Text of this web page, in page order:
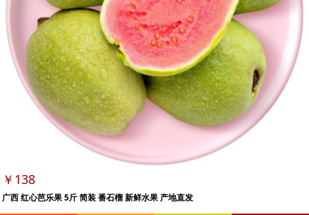
￥138
广西 红心芭乐果 5斤 简装 番石榴 新鲜水果 产地直发